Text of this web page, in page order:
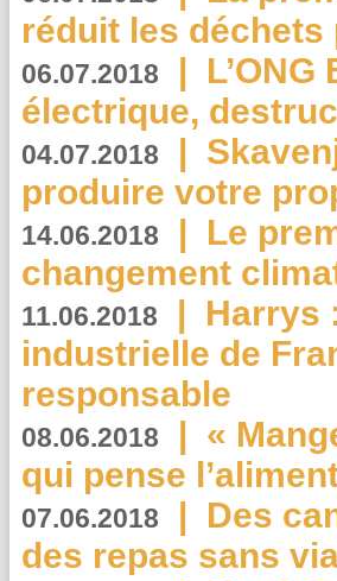
réduit les
06.07.2018 |
électrique,
04.07.2018 |
produire votre
14.06.2018 | Le
changement
11.06.2018 | Harrys
industrielle de
responsable
08.06.2018 | «
qui pense
07.06.2018 | Des
des repas sans